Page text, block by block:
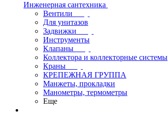
Инженерная сантехника
Вентили
Для унитазов
Задвижки
Инструменты
Клапаны
Коллектора и коллекторные системы
Краны
КРЕПЕЖНАЯ ГРУППА
Манжеты, прокладки
Манометры, термометры
Еще